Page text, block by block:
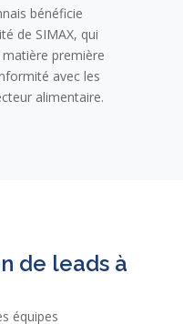
bénéficie
de SIMAX, qui
première
avec les
alimentaire.
de leads à
équipes